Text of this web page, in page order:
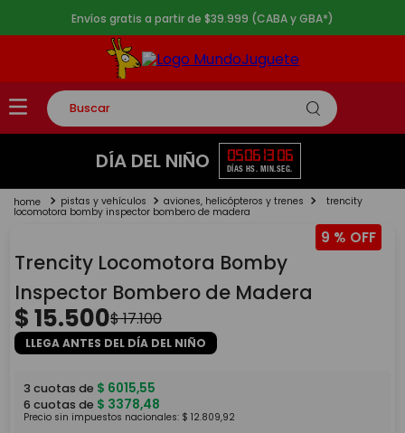
Envíos gratis a partir de $39.999 (CABA y GBA*)
Buscar
TÉRMINOS MÁS BUSCADOS
2.
lego
4 .
monopatin
5
toy story
DÍA DEL NIÑO 05
DÍAS
06
HS.
13
MIN.
06
SEG.
pistas y vehículos aviones, helicópteros y trenes trencity
locomotora bomby inspector bombero de madera
9 %
Trencity Locomotora Bomby
Inspector Bombero de Madera
$15.500$17.100
LLEGA ANTES DEL DÍA DEL NIÑO
3 cuotas de $ 6015,55
6 cuotas de $ 3378,48
Precio sin impuestos nacionales: $ 12.809,92